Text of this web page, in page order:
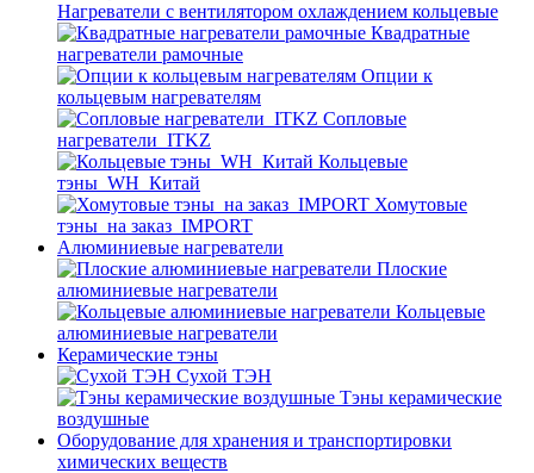
Нагреватели с вентилятором охлаждением кольцевые
Квадратные
нагреватели рамочные
Опции к
кольцевым нагревателям
Cопловые
нагреватели_ITKZ
Кольцевые
тэны_WH_Китай
Хомутовые
тэны_на заказ_IMPORT
Алюминиевые нагреватели
Плоские
алюминиевые нагреватели
Кольцевые
алюминиевые нагреватели
Керамические тэны
Сухой ТЭН
Тэны керамические
воздушные
Оборудование для хранения и транспортировки
химических веществ